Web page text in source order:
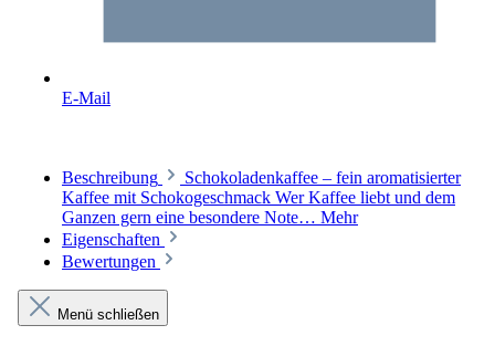
E-Mail
Beschreibung
Schokoladenkaffee – fein aromatisierter
Kaffee mit Schokogeschmack Wer Kaffee liebt und dem
Ganzen gern eine besondere Note… Mehr
Eigenschaften
Bewertungen
Menü schließen